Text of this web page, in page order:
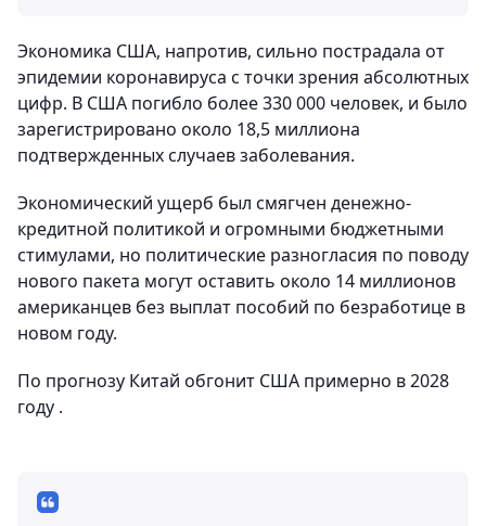
Экономика США, напротив, сильно пострадала от
эпидемии коронавируса с точки зрения абсолютных
цифр. В США погибло более 330 000 человек, и было
зарегистрировано около 18,5 миллиона
подтвержденных случаев заболевания.
Экономический ущерб был смягчен денежно-
кредитной политикой и огромными бюджетными
стимулами, но политические разногласия по поводу
нового пакета могут оставить около 14 миллионов
американцев без выплат пособий по безработице в
новом году.
По прогнозу Китай обгонит США примерно в 2028
году .